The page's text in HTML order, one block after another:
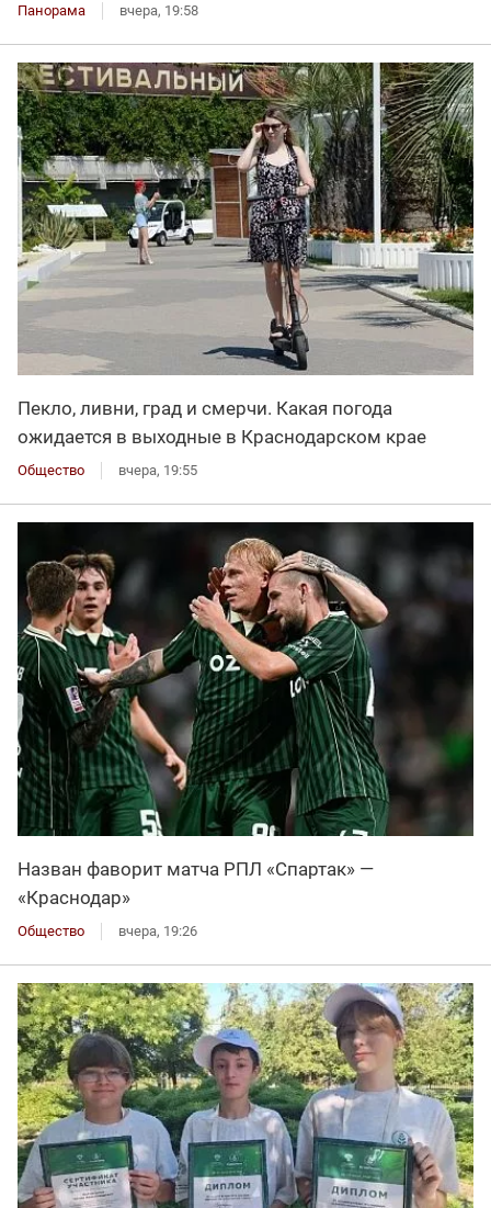
Панорама вчера, 19:58
Пекло, ливни, град и смерчи. Какая погода
ожидается в выходные в Краснодарском крае
Общество вчера, 19:55
Назван фаворит матча РПЛ «Спартак» —
«Краснодар»
Общество вчера, 19:26